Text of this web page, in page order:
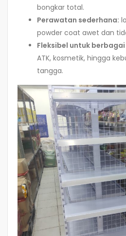
bongkar total.
Perawatan sederhana:
powder coat awet dan
Fleksibel untuk
ATK, kosmetik, hingga
tangga.